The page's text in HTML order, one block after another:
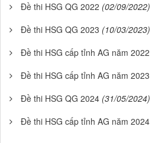
Đề thi HSG QG 2022 (02/09/2022)
Đề thi HSG QG 2023 (10/03/2023)
Đề thi HSG cấp tỉnh AG năm 2022
Đề thi HSG cấp tỉnh AG năm 2023
Đề thi HSG QG 2024 (31/05/2024)
Đề thi HSG cấp tỉnh AG năm 2024